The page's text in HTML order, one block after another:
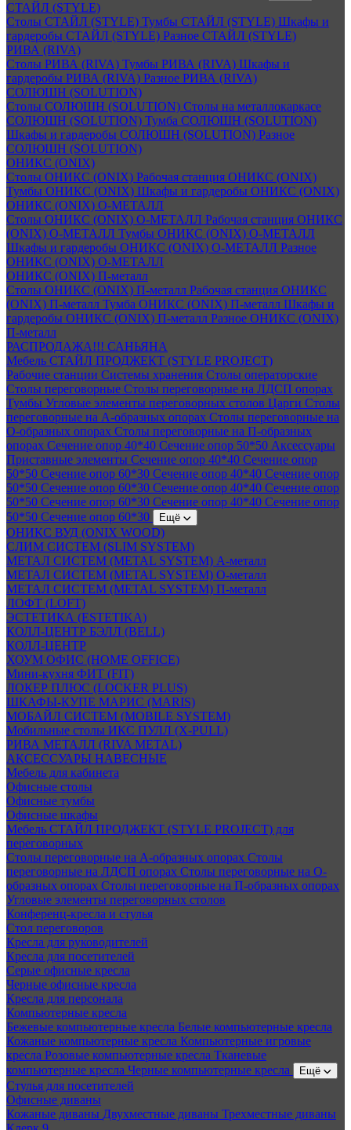
СТАЙЛ (STYLE)
Столы СТАЙЛ (STYLE) Тумбы СТАЙЛ (STYLE) Шкафы и
гардеробы СТАЙЛ (STYLE) Разное СТАЙЛ (STYLE)
РИВА (RIVA)
Столы РИВА (RIVA) Тумбы РИВА (RIVA) Шкафы и
гардеробы РИВА (RIVA) Разное РИВА (RIVA)
СОЛЮШН (SOLUTION)
Столы СОЛЮШН (SOLUTION) Столы на металлокаркасе
СОЛЮШН (SOLUTION) Тумба СОЛЮШН (SOLUTION)
Шкафы и гардеробы СОЛЮШН (SOLUTION) Разное
СОЛЮШН (SOLUTION)
ОНИКС (ONIX)
Столы ОНИКС (ONIX) Рабочая станция ОНИКС (ONIX)
Тумбы ОНИКС (ONIX) Шкафы и гардеробы ОНИКС (ONIX)
ОНИКС (ONIX) O-МЕТАЛЛ
Столы ОНИКС (ONIX) O-МЕТАЛЛ Рабочая станция ОНИКС
(ONIX) O-МЕТАЛЛ Тумбы ОНИКС (ONIX) O-МЕТАЛЛ
Шкафы и гардеробы ОНИКС (ONIX) O-МЕТАЛЛ Разное
ОНИКС (ONIX) O-МЕТАЛЛ
ОНИКС (ONIX) П-металл
Столы ОНИКС (ONIX) П-металл Рабочая станция ОНИКС
(ONIX) П-металл Тумба ОНИКС (ONIX) П-металл Шкафы и
гардеробы ОНИКС (ONIX) П-металл Разное ОНИКС (ONIX)
П-металл
РАСПРОДАЖА!!! САНЬЯНА
Мебель СТАЙЛ ПРОДЖЕКТ (STYLE PROJECT)
Рабочие станции Системы хранения Столы операторские
Столы переговорные Столы переговорные на ЛДСП опорах
Тумбы Угловые элементы переговорных столов Царги Столы
переговорные на А-образных опорах Столы переговорные на
О-образных опорах Столы переговорные на П-образных
опорах Сечение опор 40*40 Сечение опор 50*50 Аксессуары
Приставные элементы Сечение опор 40*40 Сечение опор
50*50 Сечение опор 60*30 Сечение опор 40*40 Сечение опор
50*50 Сечение опор 60*30 Сечение опор 40*40 Сечение опор
50*50 Сечение опор 60*30 Сечение опор 40*40 Сечение опор
50*50 Сечение опор 60*30 Ещё
ОНИКС ВУД (ONIX WOOD)
СЛИМ СИСТЕМ (SLIM SYSTEM)
МЕТАЛ СИСТЕМ (METAL SYSTEM) А-металл
МЕТАЛ СИСТЕМ (METAL SYSTEM) О-металл
МЕТАЛ СИСТЕМ (METAL SYSTEM) П-металл
ЛОФТ (LOFT)
ЭСТЕТИКА (ESTETIKA)
КОЛЛ-ЦЕНТР БЭЛЛ (BELL)
КОЛЛ-ЦЕНТР
ХОУМ ОФИС (HOME OFFICE)
Мини-кухня ФИТ (FIT)
ЛОКЕР ПЛЮС (LOCKER PLUS)
ШКАФЫ-КУПЕ МАРИС (MARIS)
МОБАЙЛ СИСТЕМ (MOBILE SYSTEM)
Мобильные столы ИКС ПУЛЛ (X-PULL)
РИВА МЕТАЛЛ (RIVA METAL)
АКСЕССУАРЫ НАВЕСНЫЕ
Мебель для кабинета
Офисные столы
Офисные тумбы
Офисные шкафы
Мебель СТАЙЛ ПРОДЖЕКТ (STYLE PROJECT) для
переговорных
Столы переговорные на А-образных опорах Столы
переговорные на ЛДСП опорах Столы переговорные на О-
образных опорах Столы переговорные на П-образных опорах
Угловые элементы переговорных столов
Конференц-кресла и стулья
Стол переговоров
Кресла для руководителей
Кресла для посетителей
Серые офисные кресла
Черные офисные кресла
Кресла для персонала
Компьютерные кресла
Бежевые компьютерные кресла Белые компьютерные кресла
Кожаные компьютерные кресла Компьютерные игровые
кресла Розовые компьютерные кресла Тканевые
компьютерные кресла Черные компьютерные кресла Ещё
Стулья для посетителей
Офисные диваны
Кожаные диваны Двухместные диваны Трехместные диваны